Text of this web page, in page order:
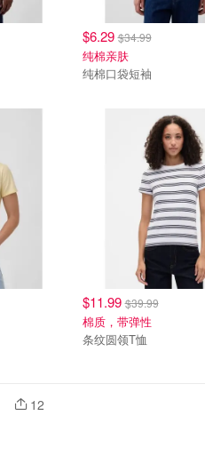
$6.29$34.99
纯棉亲肤
纯棉口袋短袖
$11.99$39.99
棉质，带弹性
条纹圆领T恤
12